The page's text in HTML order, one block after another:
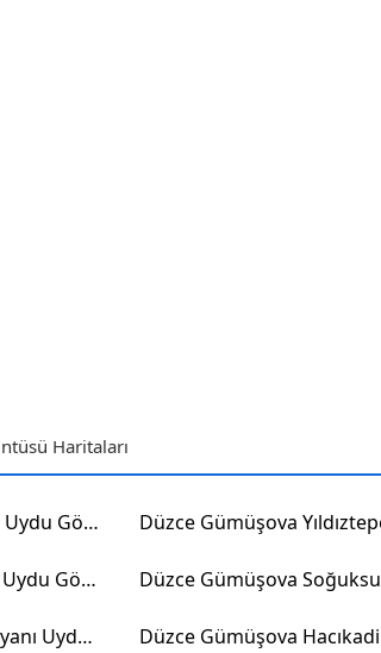
Haritaları
Düzce Gümüşova Yakabaşı Uydu Görüntüsü
Düzce Gümüşova Pazarcık Uydu Görüntüsü
Düzce Gümüşova Kahveleryanı Uydu Görüntüsü